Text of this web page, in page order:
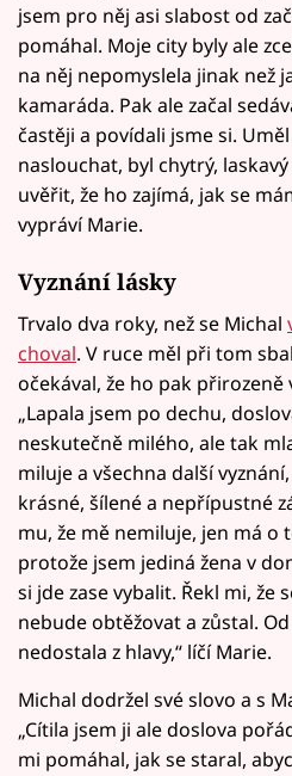
jsem pro něj asi slabost od
pomáhal. Moje city byly ale
na něj nepomyslela jinak než
kamaráda. Pak ale začal
častěji a povídali jsme si.
naslouchat, byl chytrý,
uvěřit, že ho zajímá, jak se
vypráví Marie.
Vyznání lásky
Trvalo dva roky, než se Michal
choval. V ruce měl při tom
očekával, že ho pak přirozeně
„Lapala jsem po dechu,
neskutečně milého, ale tak
miluje a všechna další
krásné, šílené a nepřípustné
mu, že mě nemiluje, jen má o
protože jsem jediná žena v
si jde zase vybalit. Řekl mi, že
nebude obtěžovat a zůstal.
nedostala z hlavy,“ líčí Marie.
Michal dodržel své slovo a s
„Cítila jsem ji ale doslova
mi pomáhal, jak se staral,